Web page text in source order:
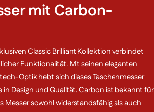
mit Carbon-
Classic Brilliant Kollektion verbindet
Funktionalität. Mit seinen eleganten
Optik hebt sich dieses Taschenmesser
Design und Qualität. Carbon ist bekannt für
Messer sowohl widerstandsfähig als auch